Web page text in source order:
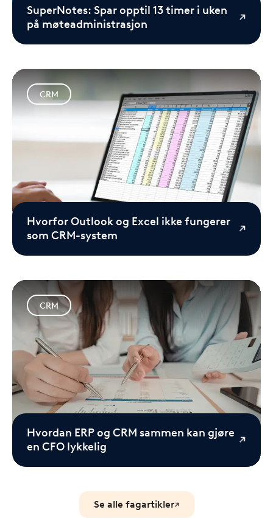
SuperNotes: Spar opptil 13 timer i uken
på møteadministrasjon
CRM
Hvorfor Outlook og Excel ikke fungerer
som CRM-system
CRM
Hvordan ERP og CRM sammen kan gjøre
en CFO lykkelig
Se alle fagartikler